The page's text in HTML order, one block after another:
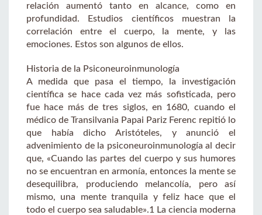
relación aumentó tanto en alcance, como en
profundidad. Estudios científicos muestran la
correlación entre el cuerpo, la mente, y las
emociones. Estos son algunos de ellos.
Historia de la Psiconeuroinmunología
A medida que pasa el tiempo, la investigación
científica se hace cada vez más sofisticada, pero
fue hace más de tres siglos, en 1680, cuando el
médico de Transilvania Papai Pariz Ferenc repitió lo
que había dicho Aristóteles, y anunció el
advenimiento de la psiconeuroinmunología al decir
que, «Cuando las partes del cuerpo y sus humores
no se encuentran en armonía, entonces la mente se
desequilibra, produciendo melancolía, pero así
mismo, una mente tranquila y feliz hace que el
todo el cuerpo sea saludable».1 La ciencia moderna